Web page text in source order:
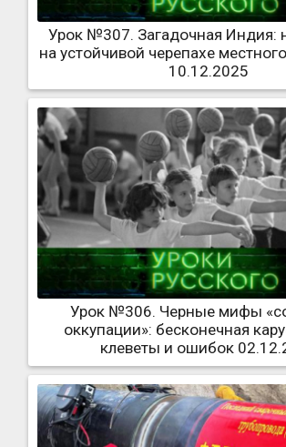
Урок №307. Загадочная Индия:
на устойчивой черепахе
10.12.2025
Урок №306. Черные мифы
оккупации»: бесконечная
клеветы и ошибок